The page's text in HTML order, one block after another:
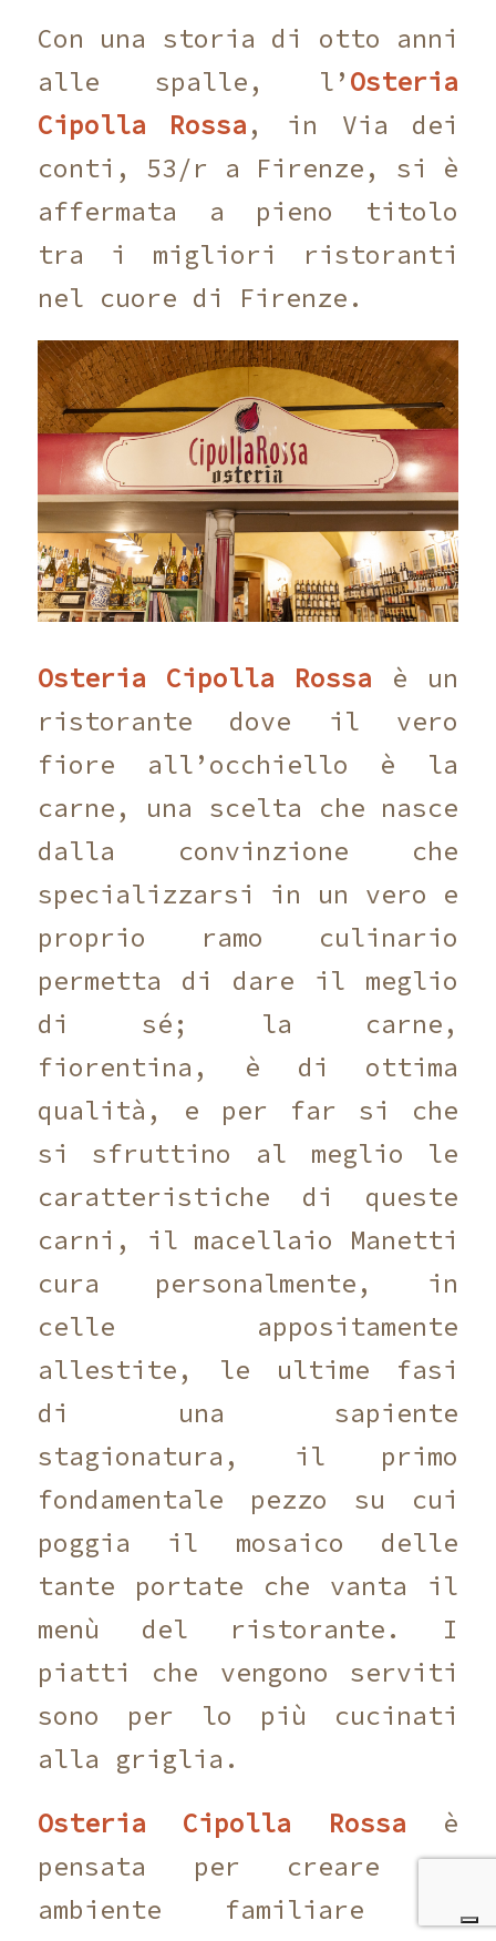
Con una storia di otto anni
alle spalle, l’ Osteria
Cipolla Rossa , in Via dei
conti, 53/r a Firenze, si è
affermata a pieno titolo
tra i migliori ristoranti
nel cuore di Firenze.
Osteria Cipolla Rossa è un
ristorante dove il vero
fiore all’occhiello è la
carne, una scelta che nasce
dalla convinzione che
specializzarsi in un vero e
proprio ramo culinario
permetta di dare il meglio
di sé; la carne,
fiorentina, è di ottima
qualità, e per far si che
si sfruttino al meglio le
caratteristiche di queste
carni, il macellaio Manetti
cura personalmente, in
celle appositamente
allestite, le ultime fasi
di una sapiente
stagionatura, il primo
fondamentale pezzo su cui
poggia il mosaico delle
tante portate che vanta il
menù del ristorante. I
piatti che vengono serviti
sono per lo più cucinati
alla griglia.
Osteria Cipolla Rossa è
pensata per creare un
ambiente familiare ma